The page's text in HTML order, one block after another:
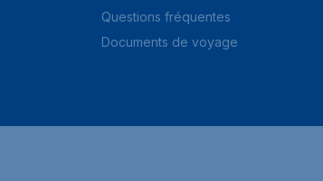
Questions fréquentes
Documents de voyage